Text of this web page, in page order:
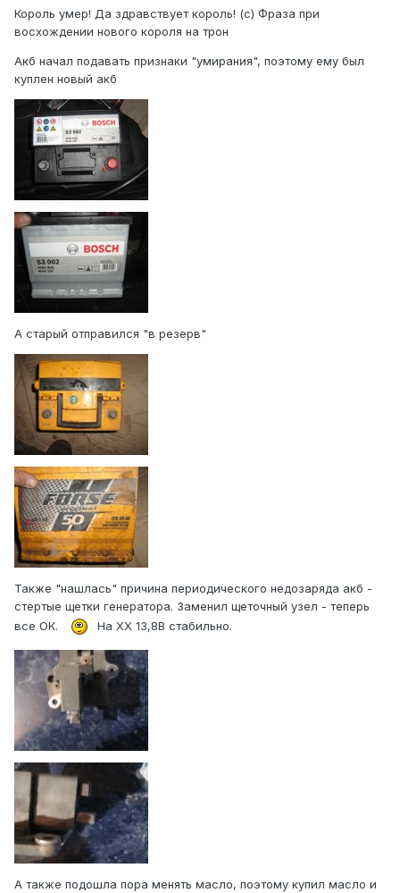
Король умер! Да здравствует король! (с) Фраза при
восхождении нового короля на трон
Акб начал подавать признаки "умирания", поэтому ему был
куплен новый акб
А старый отправился "в резерв"
Также "нашлась" причина периодического недозаряда акб -
стертые щетки генератора. Заменил щеточный узел - теперь
все ОК.
На ХХ 13,8В стабильно.
А также подошла пора менять масло, поэтому купил масло и